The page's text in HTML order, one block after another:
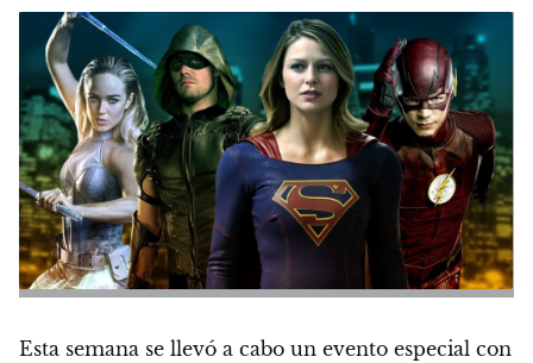
Esta semana se llevó a cabo un evento especial con